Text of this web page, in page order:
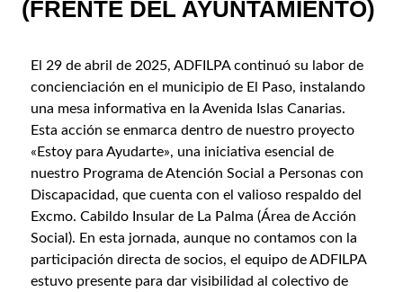
(FRENTE DEL AYUNTAMIENTO)
El 29 de abril de 2025, ADFILPA continuó su labor de
concienciación en el municipio de El Paso, instalando
una mesa informativa en la Avenida Islas Canarias.
Esta acción se enmarca dentro de nuestro proyecto
«Estoy para Ayudarte», una iniciativa esencial de
nuestro Programa de Atención Social a Personas con
Discapacidad, que cuenta con el valioso respaldo del
Excmo. Cabildo Insular de La Palma (Área de Acción
Social). En esta jornada, aunque no contamos con la
participación directa de socios, el equipo de ADFILPA
estuvo presente para dar visibilidad al colectivo de